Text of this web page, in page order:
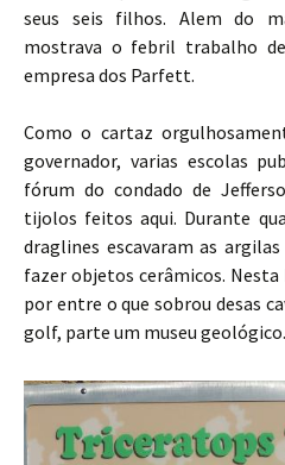
seus seis filhos. Alem do
mostrava o febril trabalho
empresa dos Parfett.
Como o cartaz
governador, varias escolas
fórum do condado de
tijolos feitos aqui. Durante
draglines escavaram as
fazer objetos cerâmicos.
por entre o que sobrou desas
golf, parte um museu geológico.